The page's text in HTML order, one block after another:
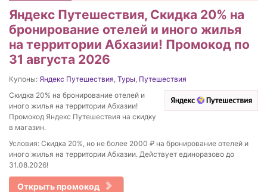
Яндекс Путешествия, Скидка 20% на
бронирование отелей и иного жилья
на территории Абхазии! Промокод по
31 августа 2026
Купоны: Яндекс Путешествия, Туры, Путешествия
Скидка 20% на бронирование отелей и
иного жилья на территории Абхазии!
Промокод Яндекс Путешествия на скидку
в магазин.
Условия: Скидка 20%, но не более 2000 ₽ на бронирование отелей и
иного жилья на территории Абхазии. Действует единоразово до
31.08.2026!
Открыть промокод